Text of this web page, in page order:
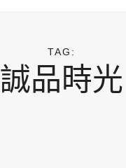
TAG:
誠品時光